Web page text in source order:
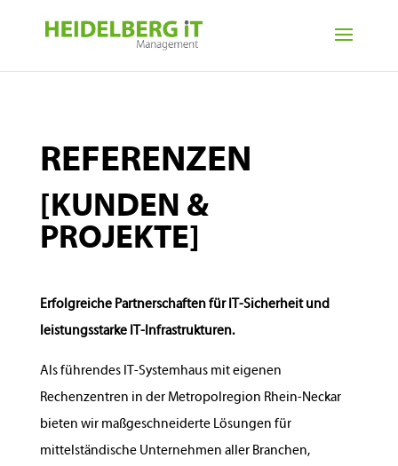
REFERENZEN
[KUNDEN &
PROJEKTE]
Erfolgreiche Partnerschaften für IT-Sicherheit und
leistungsstarke IT-Infrastrukturen.
Als führendes IT-Systemhaus mit eigenen
Rechenzentren in der Metropolregion Rhein-Neckar
bieten wir maßgeschneiderte Lösungen für
mittelständische Unternehmen aller Branchen,